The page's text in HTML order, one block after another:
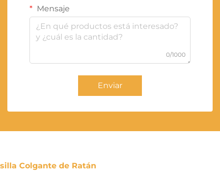
Mensaje
0/1000
Enviar
silla Colgante de Ratán